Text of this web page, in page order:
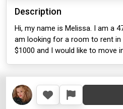
Description
Hi, my name is Melissa. I am a
am looking for a room to rent in
$1000 and I would like to move